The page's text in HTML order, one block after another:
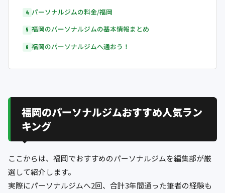
パーソナルジムの料金/福岡
福岡のパーソナルジムの基本情報まとめ
福岡のパーソナルジムへ通おう！
福岡のパーソナルジムおすすめ人気ラン
キング
ここからは、福岡でおすすめのパーソナルジムを編集部が厳
選して紹介します。
実際にパーソナルジムへ2回、合計3年間通った筆者の経験も